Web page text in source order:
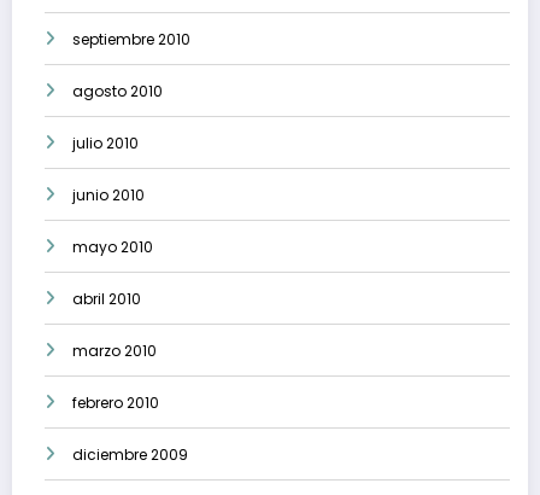
septiembre 2010
agosto 2010
julio 2010
junio 2010
mayo 2010
abril 2010
marzo 2010
febrero 2010
diciembre 2009